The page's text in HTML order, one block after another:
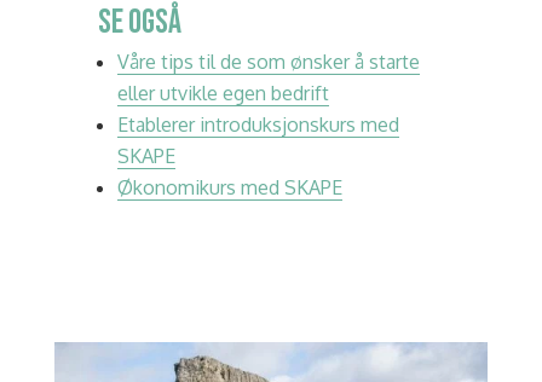
SE OGSÅ
Våre tips til de som ønsker å starte
eller utvikle egen bedrift
Etablerer introduksjonskurs med
SKAPE
Økonomikurs med SKAPE